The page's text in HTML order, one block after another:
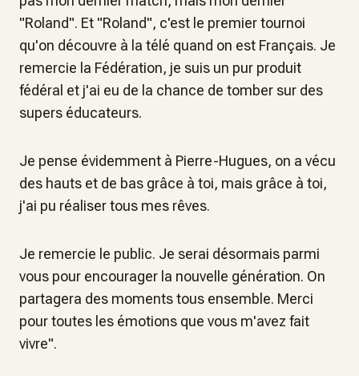
"Roland". Et "Roland", c'est le premier tournoi
qu'on découvre à la télé quand on est Français. Je
remercie la Fédération, je suis un pur produit
fédéral et j'ai eu de la chance de tomber sur des
supers éducateurs.
Je pense évidemment à Pierre-Hugues, on a vécu
des hauts et de bas grâce à toi, mais grâce à toi,
j'ai pu réaliser tous mes rêves.
Je remercie le public. Je serai désormais parmi
vous pour encourager la nouvelle génération. On
partagera des moments tous ensemble. Merci
pour toutes les émotions que vous m'avez fait
vivre".